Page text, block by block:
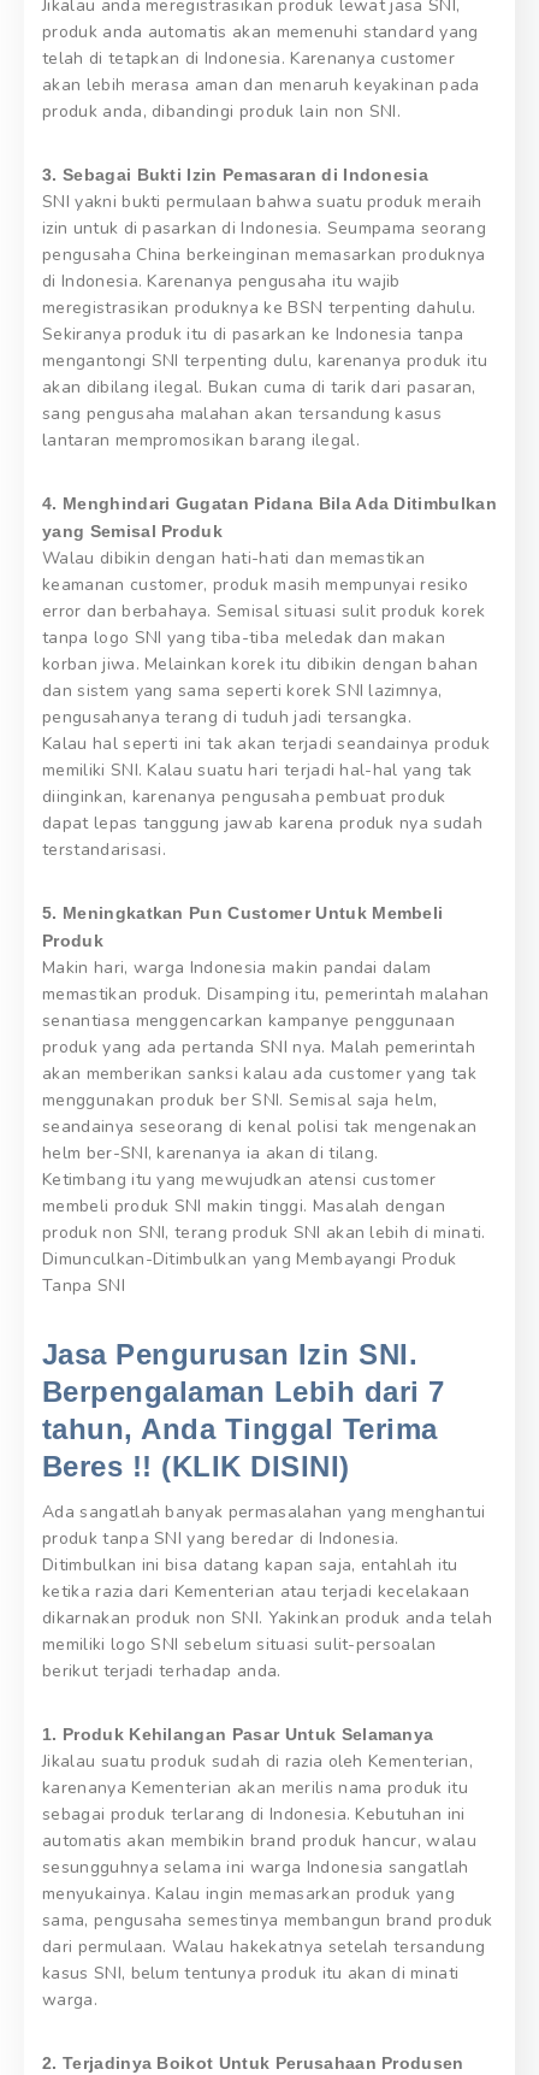
Jikalau anda meregistrasikan produk lewat jasa SNI,
produk anda automatis akan memenuhi standard yang
telah di tetapkan di Indonesia. Karenanya customer
akan lebih merasa aman dan menaruh keyakinan pada
produk anda, dibandingi produk lain non SNI.
3. Sebagai Bukti Izin Pemasaran di Indonesia
SNI yakni bukti permulaan bahwa suatu produk meraih
izin untuk di pasarkan di Indonesia. Seumpama seorang
pengusaha China berkeinginan memasarkan produknya
di Indonesia. Karenanya pengusaha itu wajib
meregistrasikan produknya ke BSN terpenting dahulu.
Sekiranya produk itu di pasarkan ke Indonesia tanpa
mengantongi SNI terpenting dulu, karenanya produk itu
akan dibilang ilegal. Bukan cuma di tarik dari pasaran,
sang pengusaha malahan akan tersandung kasus
lantaran mempromosikan barang ilegal.
4. Menghindari Gugatan Pidana Bila Ada Ditimbulkan
yang Semisal Produk
Walau dibikin dengan hati-hati dan memastikan
keamanan customer, produk masih mempunyai resiko
error dan berbahaya. Semisal situasi sulit produk korek
tanpa logo SNI yang tiba-tiba meledak dan makan
korban jiwa. Melainkan korek itu dibikin dengan bahan
dan sistem yang sama seperti korek SNI lazimnya,
pengusahanya terang di tuduh jadi tersangka.
Kalau hal seperti ini tak akan terjadi seandainya produk
memiliki SNI. Kalau suatu hari terjadi hal-hal yang tak
diinginkan, karenanya pengusaha pembuat produk
dapat lepas tanggung jawab karena produk nya sudah
terstandarisasi.
5. Meningkatkan Pun Customer Untuk Membeli
Produk
Makin hari, warga Indonesia makin pandai dalam
memastikan produk. Disamping itu, pemerintah malahan
senantiasa menggencarkan kampanye penggunaan
produk yang ada pertanda SNI nya. Malah pemerintah
akan memberikan sanksi kalau ada customer yang tak
menggunakan produk ber SNI. Semisal saja helm,
seandainya seseorang di kenal polisi tak mengenakan
helm ber-SNI, karenanya ia akan di tilang.
Ketimbang itu yang mewujudkan atensi customer
membeli produk SNI makin tinggi. Masalah dengan
produk non SNI, terang produk SNI akan lebih di minati.
Dimunculkan-Ditimbulkan yang Membayangi Produk
Tanpa SNI
Jasa Pengurusan Izin SNI.
Berpengalaman Lebih dari 7
tahun, Anda Tinggal Terima
Beres !! (KLIK DISINI)
Ada sangatlah banyak permasalahan yang menghantui
produk tanpa SNI yang beredar di Indonesia.
Ditimbulkan ini bisa datang kapan saja, entahlah itu
ketika razia dari Kementerian atau terjadi kecelakaan
dikarnakan produk non SNI. Yakinkan produk anda telah
memiliki logo SNI sebelum situasi sulit-persoalan
berikut terjadi terhadap anda.
1. Produk Kehilangan Pasar Untuk Selamanya
Jikalau suatu produk sudah di razia oleh Kementerian,
karenanya Kementerian akan merilis nama produk itu
sebagai produk terlarang di Indonesia. Kebutuhan ini
automatis akan membikin brand produk hancur, walau
sesungguhnya selama ini warga Indonesia sangatlah
menyukainya. Kalau ingin memasarkan produk yang
sama, pengusaha semestinya membangun brand produk
dari permulaan. Walau hakekatnya setelah tersandung
kasus SNI, belum tentunya produk itu akan di minati
warga.
2. Terjadinya Boikot Untuk Perusahaan Produsen